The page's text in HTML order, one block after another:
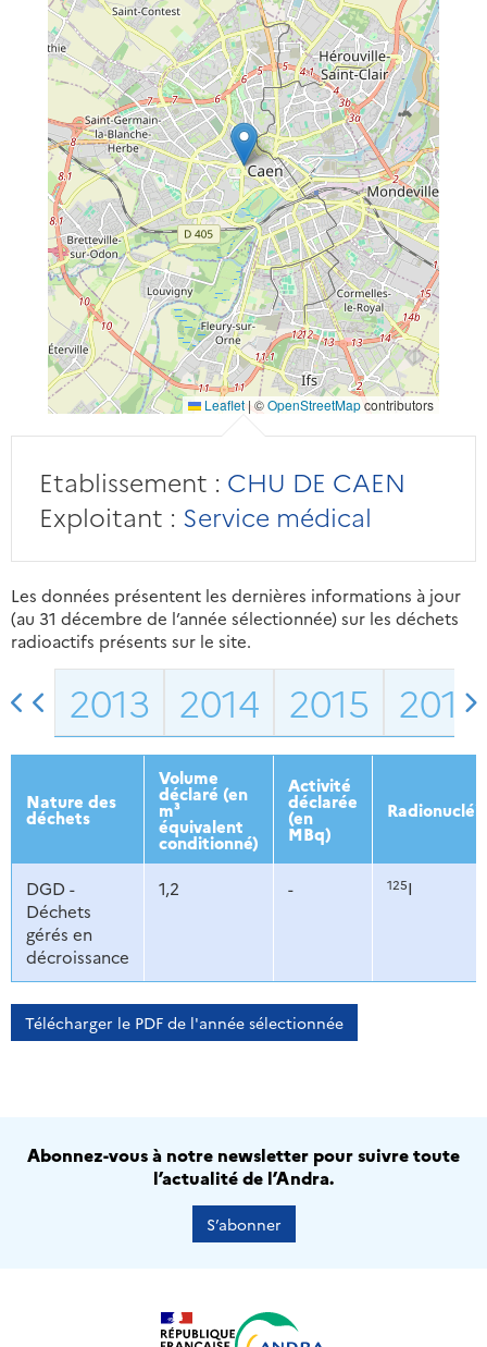
Leaflet | ©OpenStreetMapcontributors
Etablissement : CHU DE CAEN
Exploitant : Service médical
Les données présentent les dernières informations à jour
(au 31 décembre de l’année sélectionnée) sur les déchets
radioactifs présents sur le site.
2013 2014 2015 2016
Nature des
déchets
Volume
déclaré (en
m³
équivalent
conditionné)
Activité
déclarée
(en
MBq)
DGD -
Déchets
gérés en
décroissance
1,2 - 125I
Télécharger le PDF de l'année sélectionnée
Abonnez-vous à notre newsletter pour suivre toute
l’actualité de l’Andra.
S’abonner